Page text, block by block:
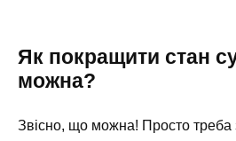
Як покращити стан
можна?
Звісно, що можна! Просто треба